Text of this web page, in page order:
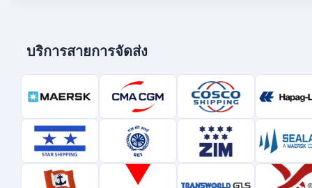
บริการสายการจัดส่ง